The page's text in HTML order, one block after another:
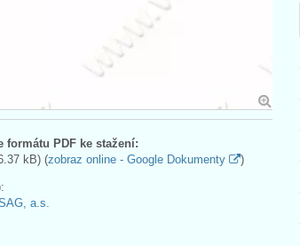
formátu PDF ke stažení:
kB) (zobraz online - Google Dokumenty )
a.s.